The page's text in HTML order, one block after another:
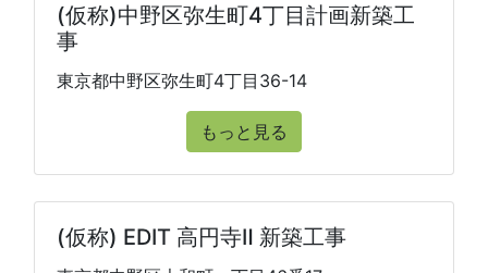
(仮称)中野区弥生町4丁目計画新築工
事
東京都中野区弥生町4丁目36-14
もっと見る
(仮称) EDIT 高円寺Ⅱ 新築工事